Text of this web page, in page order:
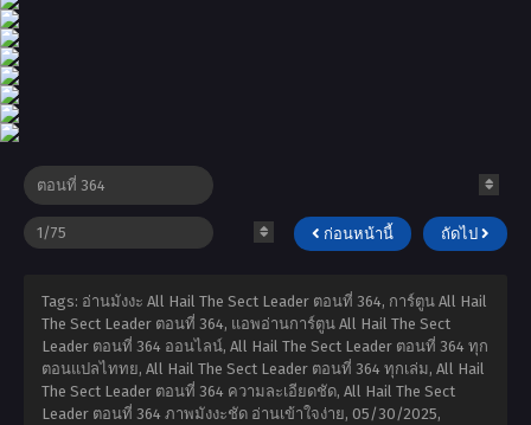
ก่อนหน้านี้ ถัดไป
Tags: อ่านมังงะ All Hail The Sect Leader ตอนที่ 364, การ์ตูน All Hail
The Sect Leader ตอนที่ 364, แอพอ่านการ์ตูน All Hail The Sect
Leader ตอนที่ 364 ออนไลน์, All Hail The Sect Leader ตอนที่ 364 ทุก
ตอนแปลไททย, All Hail The Sect Leader ตอนที่ 364 ทุกเล่ม, All Hail
The Sect Leader ตอนที่ 364 ความละเอียดชัด, All Hail The Sect
Leader ตอนที่ 364 ภาพมังงะชัด อ่านเข้าใจง่าย, 05/30/2025,